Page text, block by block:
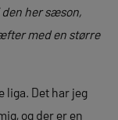
den her sæson,
med en større
liga. Det har jeg
og der er en